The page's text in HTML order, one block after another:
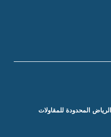
المحدودة للمقاولات